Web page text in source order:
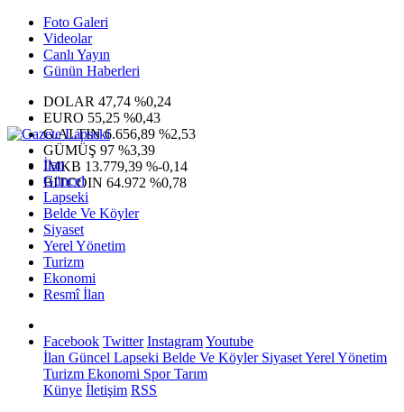
Foto Galeri
Videolar
Canlı Yayın
Günün Haberleri
DOLAR 47,74 %0,24
EURO 55,25 %0,43
G.ALTIN6.656,89 %2,53
GÜMÜŞ 97 %3,39
IMKB 13.779,39 %-0,14
BITCOIN 64.972 %0,78
İlan
Güncel
Lapseki
Belde Ve Köyler
Siyaset
Yerel Yönetim
Turizm
Ekonomi
Resmî İlan
Facebook Twitter InstagramYoutube
İlan Güncel Lapseki Belde Ve KöylerSiyasetYerel Yönetim
Turizm Ekonomi SporTarım
Künye İletişim RSS